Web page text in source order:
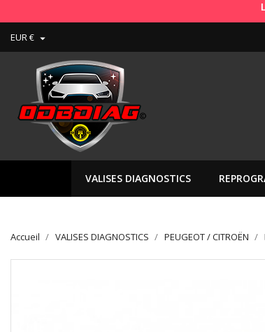
Livraison
EUR € 
VALISES DIAGNOSTICS
Accueil VALISES DIAGNOSTICS PEUGEOT / CITROËN